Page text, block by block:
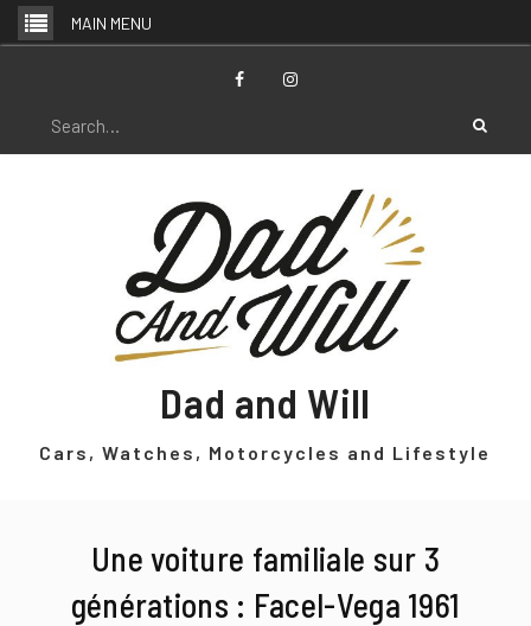
Skip
to
MAIN MENU
Search
Dad and Will
Cars, Watches, Motorcycles and Lifestyle
Une voiture familiale sur 3
générations : Facel-Vega 1961